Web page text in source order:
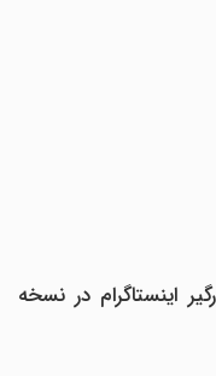
اینستاگرام در نسخه